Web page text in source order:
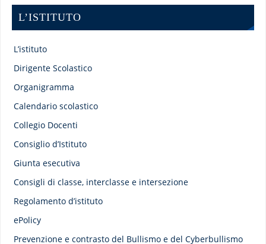
L’ISTITUTO
L’istituto
Dirigente Scolastico
Organigramma
Calendario scolastico
Collegio Docenti
Consiglio d’Istituto
Giunta esecutiva
Consigli di classe, interclasse e intersezione
Regolamento d’istituto
ePolicy
Prevenzione e contrasto del Bullismo e del Cyberbullismo